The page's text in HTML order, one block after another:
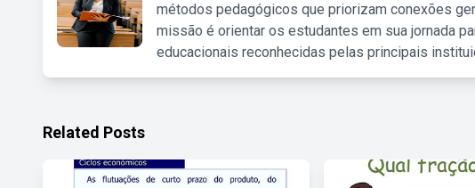
métodos pedagógicos que priorizam conexões
missão é orientar os estudantes em sua jornada
educacionais reconhecidas pelas principais
Related Posts